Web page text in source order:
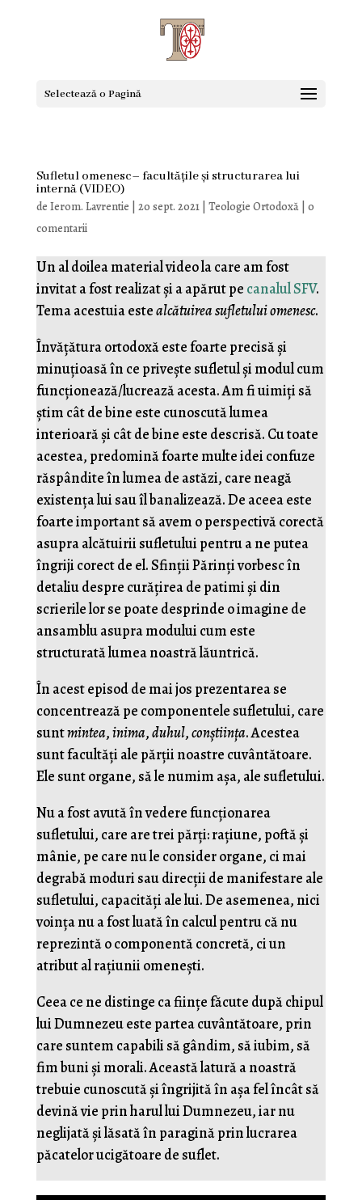
Selectează o Pagină
Sufletul omenesc– facultățile și structurarea lui
internă (VIDEO)
de Ierom. Lavrentie 20 sept. 2021| Teologie Ortodoxă| 0
comentarii
Un al doilea material video la care am fost
invitat a fost realizat și a apărut pe canalul SFV.
Tema acestuia estealcătuirea sufletului omenesc.
Învățătura ortodoxă este foarte precisă și
minuțioasă în ce privește sufletul și modul cum
funcționează/lucrează acesta. Am fi uimiți să
știm cât de bine este cunoscută lumea
interioară și cât de bine este descrisă. Cu toate
acestea, predomină foarte multe idei confuze
răspândite în lumea de astăzi, care neagă
existența lui sau îl banalizează. De aceea este
foarte important să avem o perspectivă corectă
asupra alcătuirii sufletului pentru a ne putea
îngriji corect de el. Sfinții Părinți vorbesc în
detaliu despre curățirea de patimi și din
scrierile lor se poate desprinde o imagine de
ansamblu asupra modului cum este
structurată lumea noastră lăuntrică.
În acest episod de mai jos prezentarea se
concentrează pe componentele sufletului, care
suntmintea,inima,duhul,conștiința. Acestea
sunt facultăți ale părții noastre cuvântătoare.
Ele sunt organe, să le numim așa, ale sufletului.
Nu a fost avută în vedere funcționarea
sufletului, care are trei părți: rațiune, poftă și
mânie, pe care nu le consider organe, ci mai
degrabă moduri sau direcții de manifestare ale
sufletului, capacități ale lui. De asemenea, nici
voința nu a fost luată în calcul pentru că nu
reprezintă o componentă concretă, ci un
atribut al rațiunii omenești.
Ceea ce ne distinge ca ființe făcute după chipul
lui Dumnezeu este partea cuvântătoare, prin
care suntem capabili să gândim, să iubim, să
fim buni și morali. Această latură a noastră
trebuie cunoscută și îngrijită în așa fel încât să
devină vie prin harul lui Dumnezeu, iar nu
neglijată și lăsată în paragină prin lucrarea
păcatelor ucigătoare de suflet.